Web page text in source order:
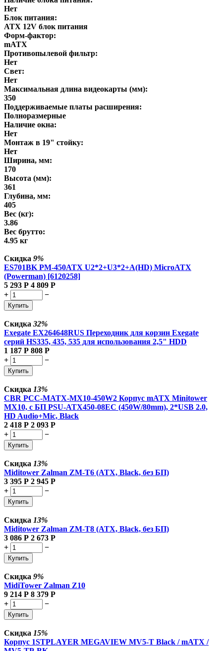
Нет
Блок питания:
ATX 12V блок питания
Форм-фактор:
mATX
Противопылевой фильтр:
Нет
Свет:
Нет
Максимальная длина видеокарты (мм):
350
Поддерживаемые платы расширения:
Полноразмерные
Наличие окна:
Нет
Монтаж в 19" стойку:
Нет
Ширина, мм:
170
Высота (мм):
361
Глубина, мм:
405
Вес (кг):
3.86
Вес брутто:
4.95 кг
Скидка 9%
ES701BK PM-450ATX U2*2+U3*2+A(HD) MicroATX
(Powerman) [6120258]
5 293 Р 4 809 Р
+
−
Купить
Скидка 32%
Exegate EX264648RUS Переходник для корзин Exegate
серий HS335, 435, 535 для использования 2,5" HDD
1 187 Р 808 Р
+
−
Купить
Скидка 13%
CBR PCC-MATX-MX10-450W2 Корпус mATX Minitower
MX10, c БП PSU-ATX450-08EC (450W/80mm), 2*USB 2.0,
HD Audio+Mic, Black
2 418 Р 2 093 Р
+
−
Купить
Скидка 13%
Miditower Zalman ZM-T6 (ATX, Black, без БП)
3 395 Р 2 945 Р
+
−
Купить
Скидка 13%
Miditower Zalman ZM-T8 (ATX, Black, без БП)
3 086 Р 2 673 Р
+
−
Купить
Скидка 9%
MidiTower Zalman Z10
9 214 Р 8 379 Р
+
−
Купить
Скидка 15%
Корпус 1STPLAYER MEGAVIEW MV5-T Black / mATX /